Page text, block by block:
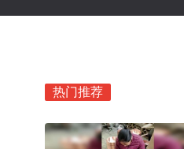
热门推荐